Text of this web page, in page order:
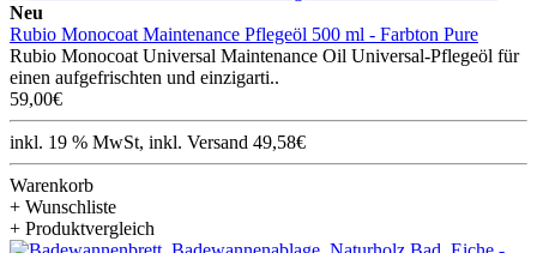
Neu
Rubio Monocoat Maintenance Pflegeöl 500 ml - Farbton Pure
Rubio Monocoat Universal Maintenance Oil Universal-Pflegeöl für
einen aufgefrischten und einzigarti..
59,00€
inkl. 19 % MwSt, inkl. Versand 49,58€
Warenkorb
+ Wunschliste
+ Produktvergleich